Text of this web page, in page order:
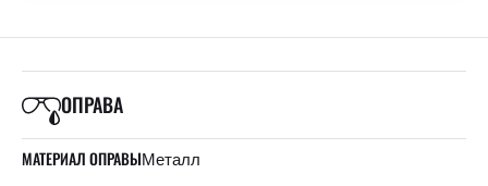
ОПРАВА
МАТЕРИАЛ ОПРАВЫМеталл